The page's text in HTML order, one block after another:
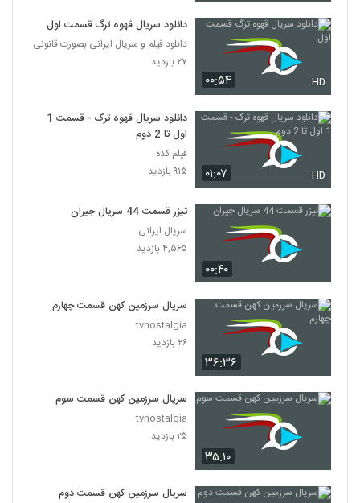
۰۰:۵۴ HD
دانلود سریال قهوه ترگ قسمت اول
دانلود فیلم و سریال ایرانی بصورت قانونی
۲۷ بازدید
۰۱:۰۷ HD
دانلود سریال قهوه ترک - قسمت 1
اول تا 2 دوم
فیلم کده
۹۱۵ بازدید
۰۰:۴۰
تیزر قسمت 44 سریال جیران
سریال ایرانی
۴,۵۶۵ بازدید
۳۶:۳۶
سریال سرزمین کهن قسمت چهارم
tvnostalgia
۲۶ بازدید
۳۵:۱۰
سریال سرزمین کهن قسمت سوم
tvnostalgia
۲۵ بازدید
سریال سرزمین کهن قسمت دوم